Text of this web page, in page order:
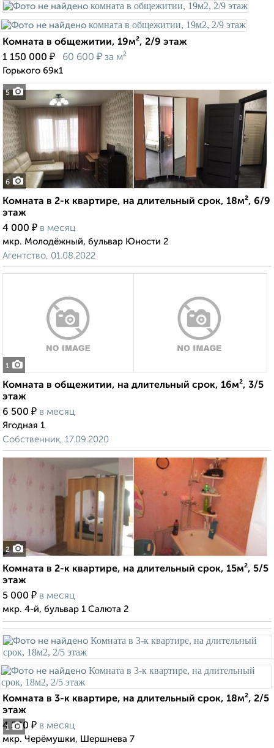
5
Комната в общежитии, 19м², 2/9 этаж
1 150 000 ₽ 60 600 ₽ за м²
Горького 69к1
6
Комната в 2-к квартире, на длительный срок, 18м², 6/9
этаж
4 000 ₽ в месяц
мкр. Молодёжный, бульвар Юности 2
Агентство, 01.08.2022
1
Комната в общежитии, на длительный срок, 16м², 3/5
этаж
6 500 ₽ в месяц
Ягодная 1
Собственник, 17.09.2020
2
Комната в 2-к квартире, на длительный срок, 15м², 5/5
этаж
5 000 ₽ в месяц
мкр. 4-й, бульвар 1 Салюта 2
1
Комната в 3-к квартире, на длительный срок, 18м², 2/5
этаж
4 500 ₽ в месяц
мкр. Черёмушки, Шершнева 7